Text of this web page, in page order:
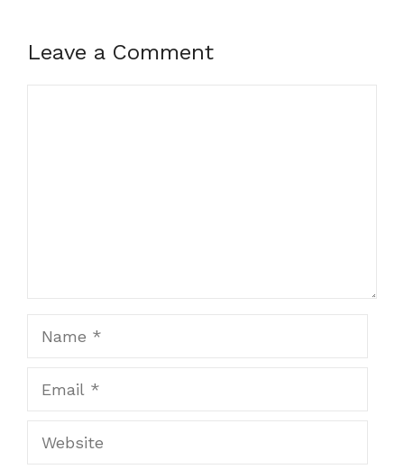
Leave a Comment